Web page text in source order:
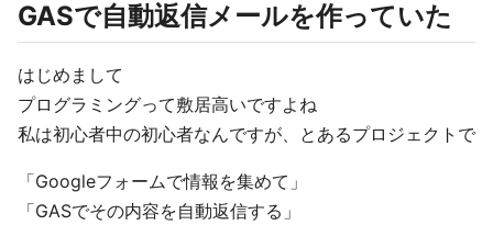
GASで自動返信メールを作っていた
はじめまして
プログラミングって敷居高いですよね
私は初心者中の初心者なんですが、とあるプロジェクトで
「Googleフォームで情報を集めて」
「GASでその内容を自動返信する」